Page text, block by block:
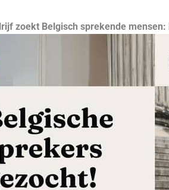
zoekt Belgisch sprekende mensen: